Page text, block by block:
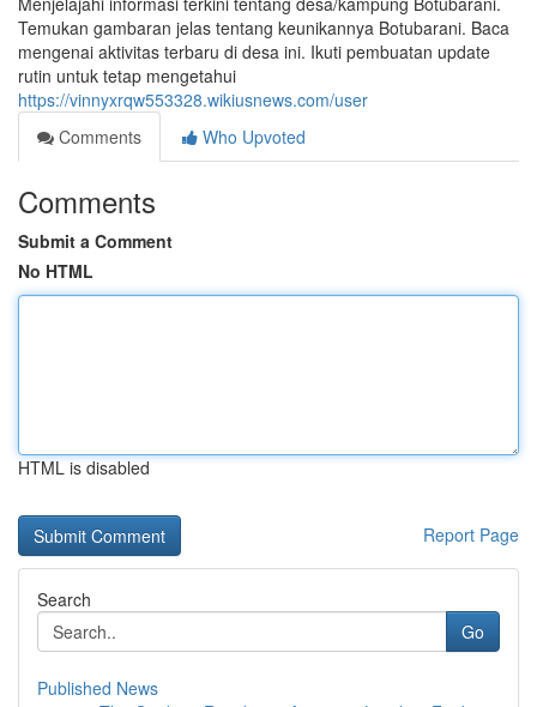
Temukan gambaran jelas tentang keunikannya Botubarani. Baca
mengenai aktivitas terbaru di desa ini. Ikuti pembuatan update
rutin untuk tetap mengetahui
https://vinnyxrqw553328.wikiusnews.com/user
Comments
Who Upvoted
Comments
Submit a Comment
No HTML
HTML is disabled
Report Page
Search
Go
Published News